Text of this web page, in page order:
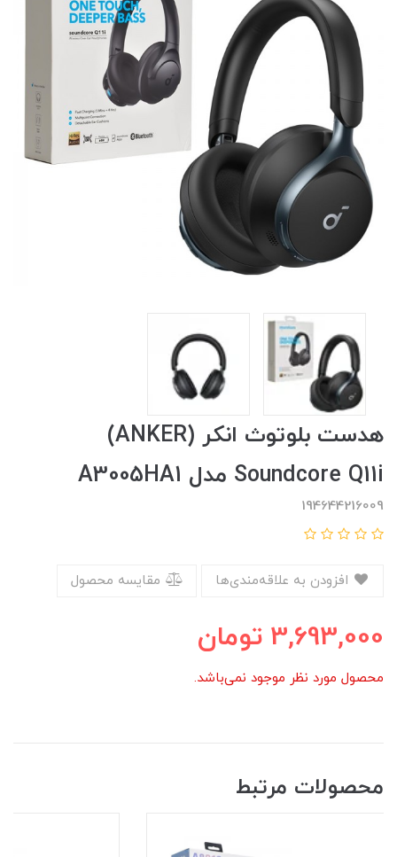
هدست بلوتوث انکر (ANKER)
Soundcore Q11i مدل A3005HA1
194644216009
مقایسه محصول
3,693,000 تومان
محصول مورد نظر موجود نمی‌باشد.
محصولات مرتبط